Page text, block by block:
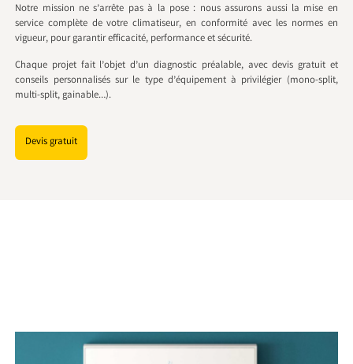
Notre mission ne s’arrête pas à la pose : nous assurons aussi la mise en
service complète de votre climatiseur, en conformité avec les normes en
vigueur, pour garantir efficacité, performance et sécurité.
Chaque projet fait l’objet d’un diagnostic préalable, avec devis gratuit et
conseils personnalisés sur le type d’équipement à privilégier (mono-split,
multi-split, gainable…).
Devis gratuit